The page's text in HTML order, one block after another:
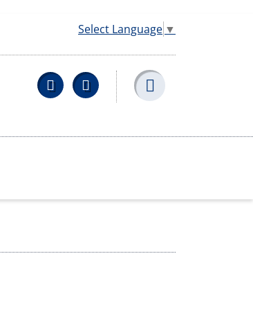
Select Language ▼
Facebook YouTubeWikipedia